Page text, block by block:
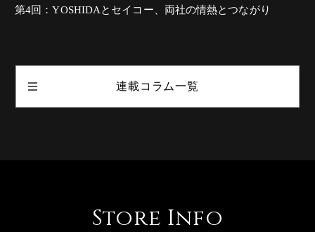
第4回：YOSHIDAとセイコー、両社の情熱とつながり
連載コラム一覧
Store Info